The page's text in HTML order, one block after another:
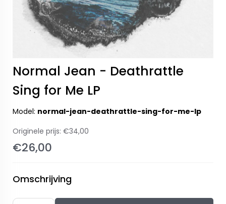
Normal Jean - Deathrattle
Sing for Me LP
Model: normal-jean-deathrattle-sing-for-me-lp
Originele prijs: €34,00
€26,00
Omschrijving